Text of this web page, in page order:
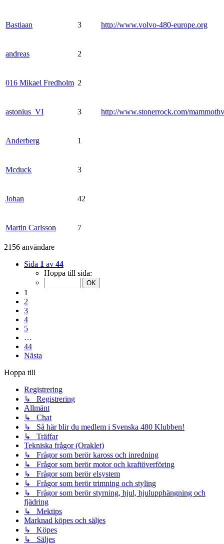
Bastiaan 3 http://www.volvo-480-europe.org
andreas 2
016 Mikael Fredholm 2
astonius_VI 3 http://www.stonerrock.com/
Anderberg 1
Mcduck 3
Johan 42
Martin Carlsson 7
2156 användare
Sida 1 av 44
Hoppa till sida:
1
2
3
4
5
…
44
Nästa
Hoppa till
Registrering
↳ Registrering
Allmänt
↳ Chat
↳ Så här blir du medlem i Svenska 480 Klubben!
↳ Träffar
Tekniska frågor (Oraklet)
↳ Frågor som berör kaross och inredning
↳ Frågor som berör motor och kraftöverföring
↳ Frågor som berör elsystem
↳ Frågor som berör trimning och styling
↳ Frågor som berör styrning, hjul, hjulupphängning och
fjädring
↳ Mektips
Marknad köpes och säljes
↳ Köpes
↳ Säljes